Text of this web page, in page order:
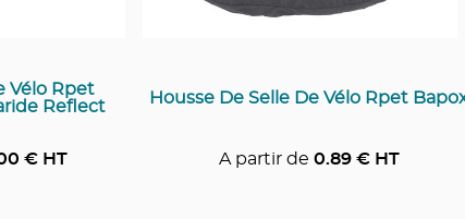
Vélo Rpet
Reflect
€ HT
Housse De Selle De Vélo Rpet
A partir de 0.89€ HT